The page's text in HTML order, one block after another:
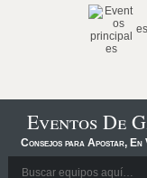
Eventos De
Consejos para Apostar, En